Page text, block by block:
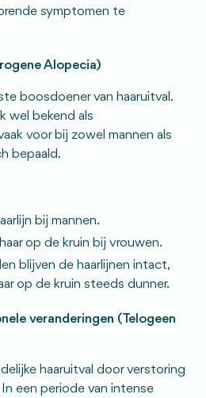
symptomen te
Alopecia)
boosdoener van haaruitval.
wel bekend als
voor bij zowel mannen als
bepaald.
bij mannen.
op de kruin bij vrouwen.
blijven de haarlijnen intact,
op de kruin steeds dunner.
veranderingen (Telogeen
haaruitval door verstoring
een periode van intense